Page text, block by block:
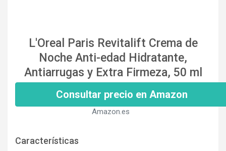
L'Oreal Paris Revitalift Crema de
Noche Anti-edad Hidratante,
Antiarrugas y Extra Firmeza, 50 ml
Consultar precio en Amazon
Amazon.es
Características